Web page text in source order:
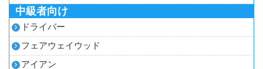
中級者向け
ドライバー
フェアウェイウッド
アイアン